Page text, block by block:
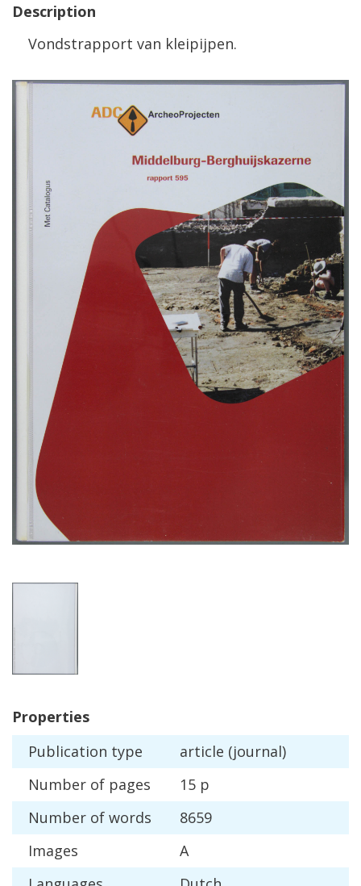
Description
Vondstrapport van kleipijpen.
Properties
Publication type article (journal)
Number of pages 15 p
Number of words
8659
Images
A